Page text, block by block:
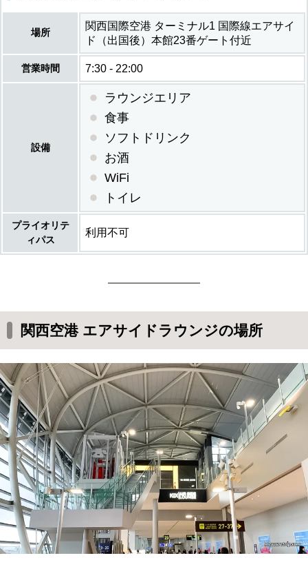
場所
関西国際空港 ターミナル1 国際線エアサイ
ド（出国後）本館23番ゲート付近
営業時間 7:30 - 22:00
設備
ラウンジエリア
食事
ソフトドリンク
お酒
WiFi
トイレ
プライオリテ
ィパス
利用不可
関西空港 エアサイドラウンジの場所